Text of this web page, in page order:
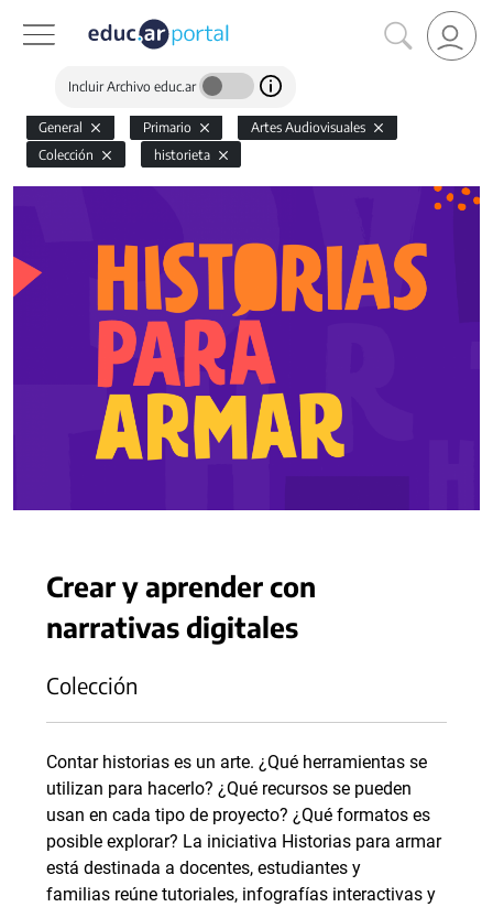
Incluir Archivo educ.ar
General Primario
Artes Audiovisuales
Colección
historieta
Crear y aprender con
narrativas digitales
Colección
Contar historias es un arte. ¿Qué herramientas se
utilizan para hacerlo? ¿Qué recursos se pueden
usan en cada tipo de proyecto? ¿Qué formatos es
posible explorar? La iniciativa Historias para armar
está destinada a docentes, estudiantes y
familias reúne tutoriales, infografías interactivas y